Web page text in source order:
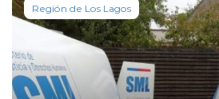
Región de Los Lagos